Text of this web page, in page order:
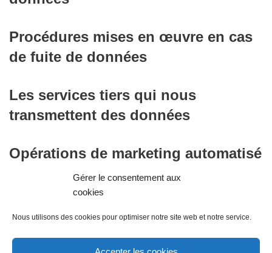
Gérer le consentement aux
cookies
Nous utilisons des cookies pour optimiser notre site web et notre service.
Procédures mises en œuvre en cas
de fuite de données
Les services tiers qui nous
transmettent des données
Opérations de marketing automatisé
et/ou de profilage réalisées à l’aide
des données personnelles